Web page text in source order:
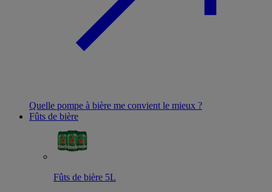
Quelle pompe à bière me convient le mieux ?
Fûts de bière
Fûts de bière 5L